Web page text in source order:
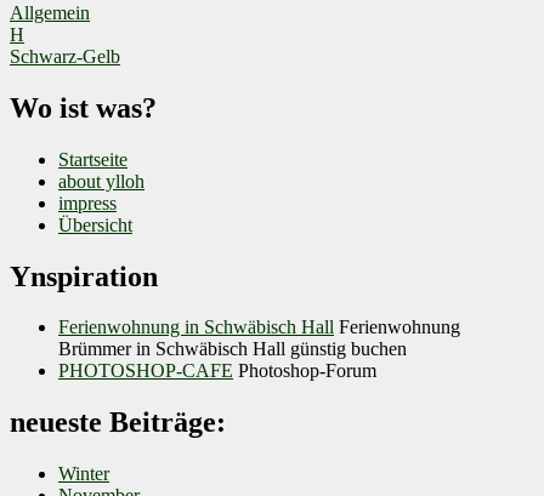
Allgemein
Beitragsnavigation
H
Schwarz-Gelb
Wo ist was?
Startseite
about ylloh
impress
Übersicht
Ynspiration
Ferienwohnung in Schwäbisch Hall Ferienwohnung
Brümmer in Schwäbisch Hall günstig buchen
PHOTOSHOP-CAFE Photoshop-Forum
neueste Beiträge:
Winter